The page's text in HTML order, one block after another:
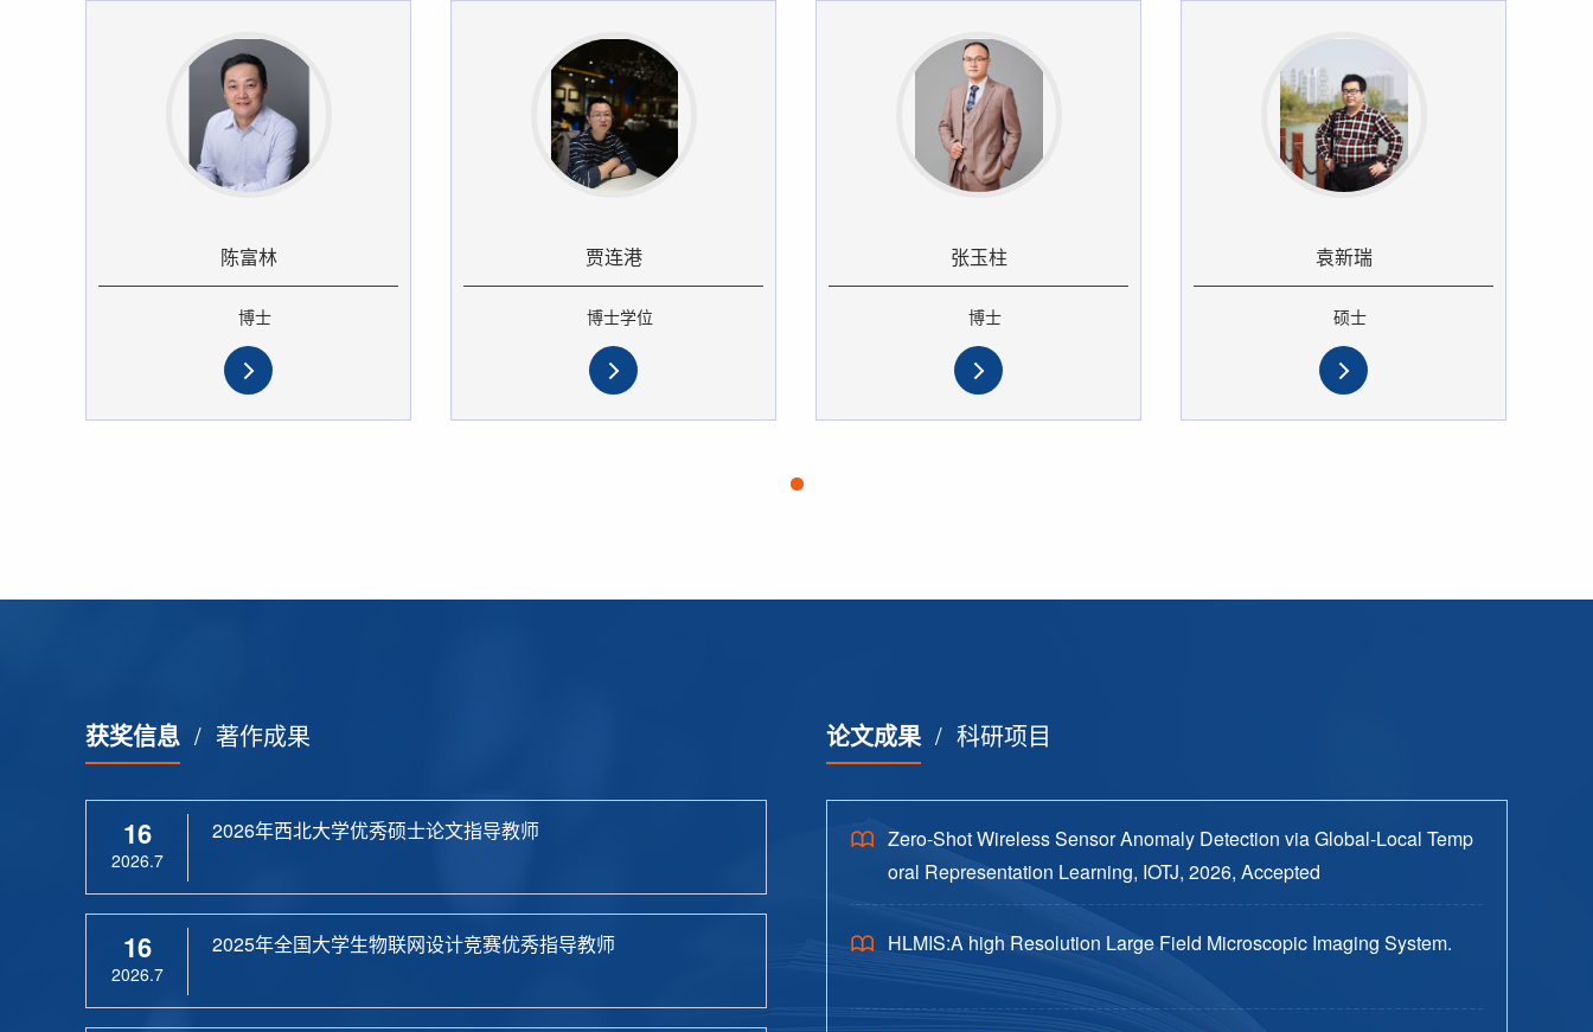
陈富林
博士
贾连港
博士学位
张玉柱
博士
袁新瑞
硕士
获奖信息 / 著作成果
16
2026.7
2026年西北大学优秀硕士论文指导教师
16
2026.7
2025年全国大学生物联网设计竞赛优秀指导教师
论文成果/ 科研项目
Zero-Shot Wireless Sensor Anomaly Detection via Global-Local Temp
oral Representation Learning, IOTJ, 2026, Accepted
HLMIS:A high Resolution Large Field Microscopic Imaging System.